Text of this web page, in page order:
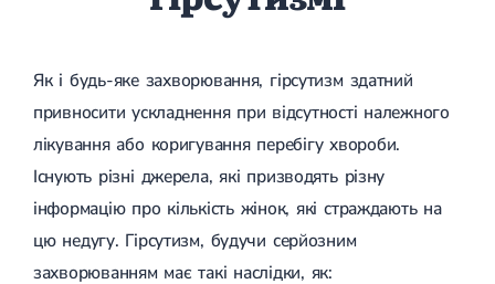
Як і будь-яке захворювання, гірсутизм здатний
привносити ускладнення при відсутності належного
лікування або коригування перебігу хвороби.
Існують різні джерела, які призводять різну
інформацію про кількість жінок, які страждають на
цю недугу. Гірсутизм, будучи серйозним
захворюванням має такі наслідки, як: